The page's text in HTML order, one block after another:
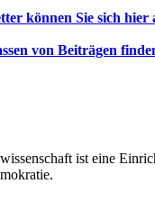
können Sie sich hier
von Beiträgen
ist eine